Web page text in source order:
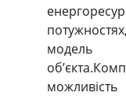
модель